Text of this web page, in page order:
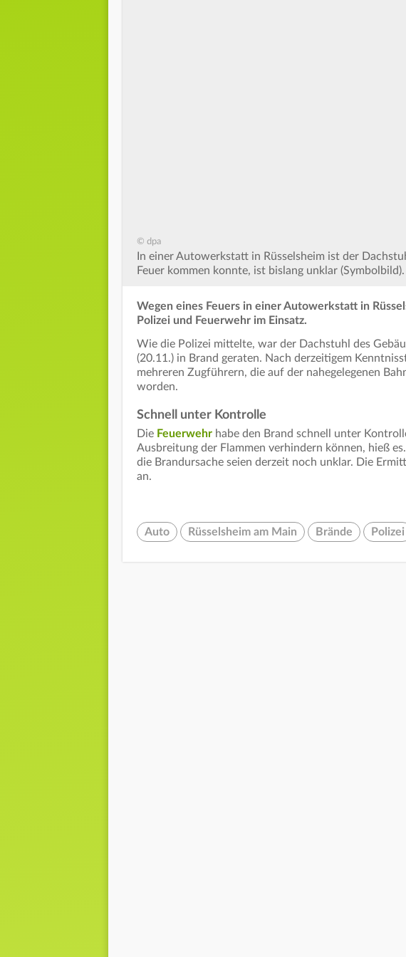
© dpa
In einer Autowerkstatt in Rüsselsheim ist der
Feuer kommen konnte, ist bislang unklar (Symbolbild).
Wegen eines Feuers in einer Autowerkstatt in
Polizei und Feuerwehr im Einsatz.
Wie die Polizei mittelte, war der Dachstuhl des
(20.11.) in Brand geraten. Nach derzeitigem
mehreren Zugführern, die auf der nahegelegenen
worden.
Schnell unter Kontrolle
Die Feuerwehr habe den Brand schnell unter
Ausbreitung der Flammen verhindern können, hieß
die Brandursache seien derzeit noch unklar. Die
an.
Auto Rüsselsheim am Main Brände Polizei